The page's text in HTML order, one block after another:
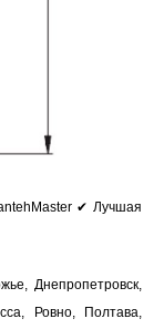
✔ Лучшая
Днепропетровск,
Ровно, Полтава,